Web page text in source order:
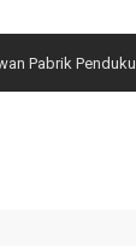
Pabrik